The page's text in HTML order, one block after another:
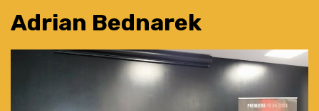
Adrian Bednarek